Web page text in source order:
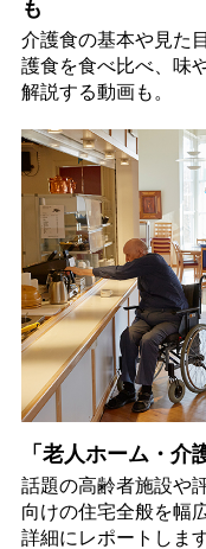
も
介護食の基本や見た
護食を食べ比べ、味
解説する動画も。
「老人ホーム・介
話題の高齢者施設や
向けの住宅全般を幅
詳細にレポートします